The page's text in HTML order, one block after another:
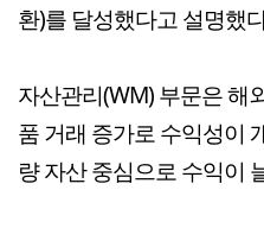
환)를 달성했다고 설명했
자산관리(WM) 부문은 해
품 거래 증가로 수익성이
량 자산 중심으로 수익이